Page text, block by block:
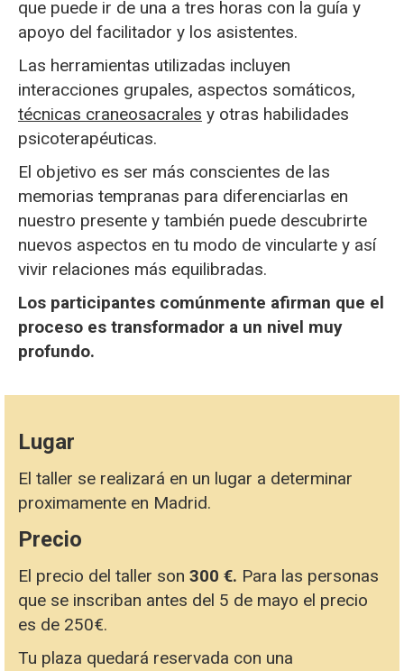
que puede ir de una a tres horas con la guía y
apoyo del facilitador y los asistentes.
Las herramientas utilizadas incluyen
interacciones grupales, aspectos somáticos,
técnicas craneosacrales y otras habilidades
psicoterapéuticas.
El objetivo es ser más conscientes de las
memorias tempranas para diferenciarlas en
nuestro presente y también puede descubrirte
nuevos aspectos en tu modo de vincularte y así
vivir relaciones más equilibradas.
Los participantes comúnmente afirman que el
proceso es transformador a un nivel muy
profundo.
Lugar
El taller se realizará en un lugar a determinar
proximamente en Madrid.
Precio
El precio del taller son 300 €. Para las personas
que se inscriban antes del 5 de mayo el precio
es de 250€.
Tu plaza quedará reservada con una